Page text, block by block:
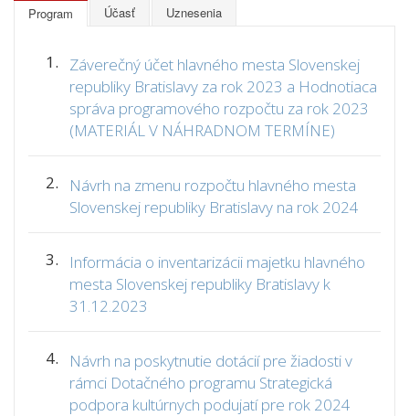
Program Účasť Uznesenia
1.
Záverečný účet hlavného mesta Slovenskej
republiky Bratislavy za rok 2023 a Hodnotiaca
správa programového rozpočtu za rok 2023
(MATERIÁL V NÁHRADNOM TERMÍNE)
2.
Návrh na zmenu rozpočtu hlavného mesta
Slovenskej republiky Bratislavy na rok 2024
3.
Informácia o inventarizácii majetku hlavného
mesta Slovenskej republiky Bratislavy k
31.12.2023
4.
Návrh na poskytnutie dotácií pre žiadosti v
rámci Dotačného programu Strategická
podpora kultúrnych podujatí pre rok 2024